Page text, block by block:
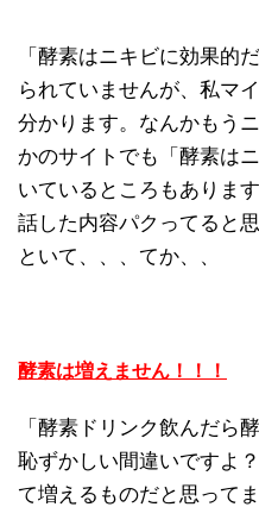
「酵素はニキビに効果的
られていませんが、私マ
分かります。なんかもう
かのサイトでも「酵素は
いているところもありま
話した内容パクってると
といて、、、てか、、
酵素は増えません！！！
「酵素ドリンク飲んだら
恥ずかしい間違いですよ
て増えるものだと思って